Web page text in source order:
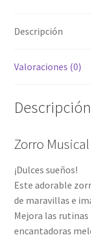
Descripción
Valoraciones (0)
Descripción
Zorro
¡Dulces sueños!
Este adorable
de maravillas e
Mejora las
encantadoras